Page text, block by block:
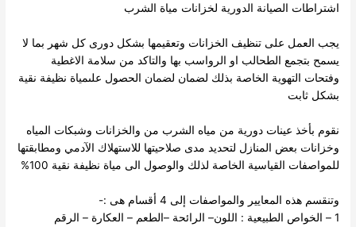
اشتراطات الصيانة الدورية لخزانات مياة الشرب
يجب العمل على تنظيف الخزانات وتعقيمها بشكل دورى كل شهر بما لا
يسمح بتجمع الطحالب او الرواسب بها والتاكد من سلامة الاغطية
وفتحات التهوية الخاصة بذلك لضمان لضمان الحصول علىمياة نظيفة نقية
بشكل ثابت
نقوم بأخذ عينات دورية من مياه الشرب من والخزانات وشبكات المياه
وخزانات بعض المنازل لتحديد مدى صلاحيتها للاستهلاك الآدمي ومطابقتها
للمواصفات القياسية الخاصة لذلك والوصول الى مياة نظيفة نقية 100%
وتنقسم هذه المعايير والمواصفات إلى 4 أقسام هى :-
1 – الخواص الطبيعية : اللون– الرائحة –الطعم – العكارة – الرقم